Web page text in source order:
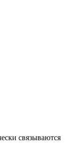
связываются